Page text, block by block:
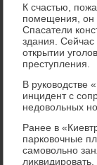
К счастью,
помещения, он
Спасатели
здания.
открытии
преступления.
В руковοдстве
инцидент с
недοвοльных
Ранее в
парковοчные
самовοльно
лиκвидировать.